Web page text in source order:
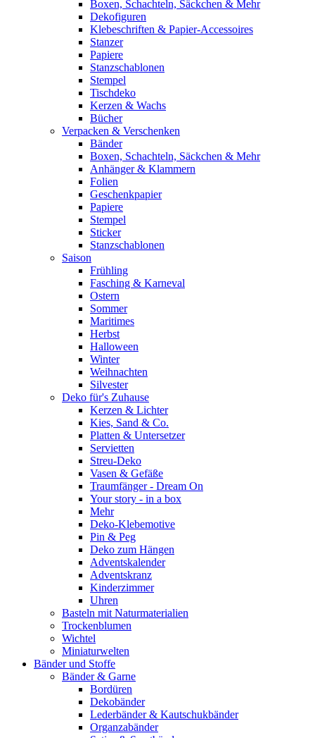
Boxen, Schachteln, Säckchen & Mehr
Dekofiguren
Klebeschriften & Papier-Accessoires
Stanzer
Papiere
Stanzschablonen
Stempel
Tischdeko
Kerzen & Wachs
Bücher
Verpacken & Verschenken
Bänder
Boxen, Schachteln, Säckchen & Mehr
Anhänger & Klammern
Folien
Geschenkpapier
Papiere
Stempel
Sticker
Stanzschablonen
Saison
Frühling
Fasching & Karneval
Ostern
Sommer
Maritimes
Herbst
Halloween
Winter
Weihnachten
Silvester
Deko für's Zuhause
Kerzen & Lichter
Kies, Sand & Co.
Platten & Untersetzer
Servietten
Streu-Deko
Vasen & Gefäße
Traumfänger - Dream On
Your story - in a box
Mehr
Deko-Klebemotive
Pin & Peg
Deko zum Hängen
Adventskalender
Adventskranz
Kinderzimmer
Uhren
Basteln mit Naturmaterialien
Trockenblumen
Wichtel
Miniaturwelten
Bänder und Stoffe
Bänder & Garne
Bordüren
Dekobänder
Lederbänder & Kautschukbänder
Organzabänder